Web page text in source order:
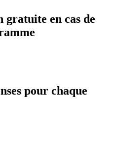
gratuite en cas de
pour chaque